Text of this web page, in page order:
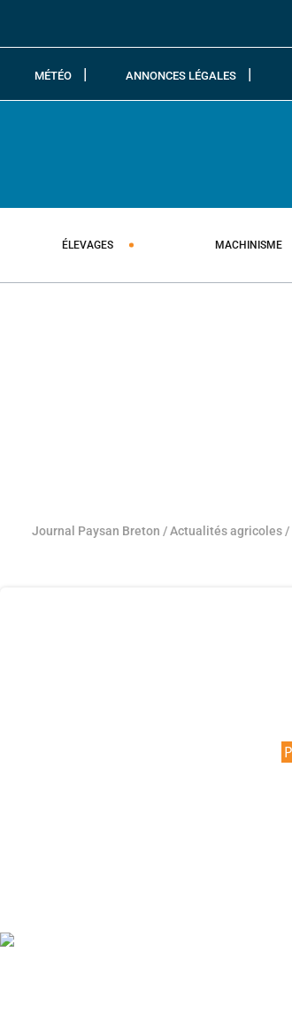
MÉTÉO ANNONCES LÉGALES
ÉLEVAGES MACHINISME
Journal Paysan Breton /Actualités agricoles /